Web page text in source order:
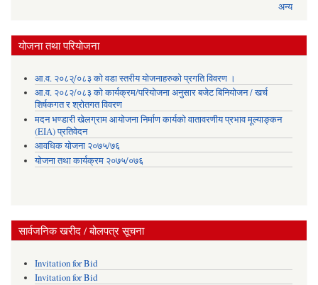
अन्य
योजना तथा परियोजना
आ.व. २०८२्/०८३ को वडा स्तरीय योजनाहरुको प्रगति विवरण ।
आ.व. २०८२/०८३ को कार्यक्रम/परियोजना अनुसार बजेट बिनियोजन / खर्च
शिर्षकगत र श्रोतगत विवरण
मदन भण्डारी खेलग्राम आयोजना निर्माण कार्यको वातावरणीय प्रभाव मूल्याङ्कन
(EIA) प्रतिवेदन
आवधिक योजना २०७५/७६
योजना तथा कार्यक्रम २०७५/०७६
सार्वजनिक खरीद / बोलपत्र सूचना
Invitation for Bid
Invitation for Bid